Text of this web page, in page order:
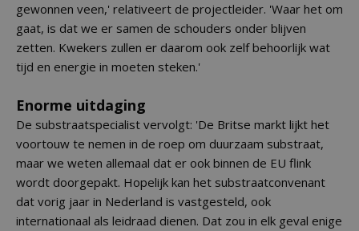
gewonnen veen,' relativeert de projectleider. 'Waar het om
gaat, is dat we er samen de schouders onder blijven
zetten. Kwekers zullen er daarom ook zelf behoorlijk wat
tijd en energie in moeten steken.'
Enorme uitdaging
De substraatspecialist vervolgt: 'De Britse markt lijkt het
voortouw te nemen in de roep om duurzaam substraat,
maar we weten allemaal dat er ook binnen de EU flink
wordt doorgepakt. Hopelijk kan het substraatconvenant
dat vorig jaar in Nederland is vastgesteld, ook
internationaal als leidraad dienen. Dat zou in elk geval enige